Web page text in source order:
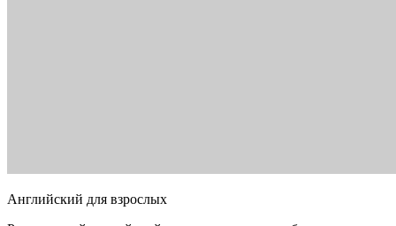
Английский для взрослых